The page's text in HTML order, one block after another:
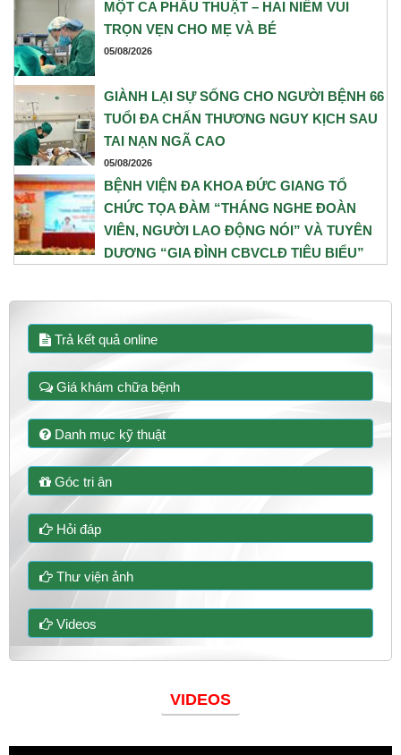
Gây mê Hồi sức đã phối hợp chặt chẽ, xây dựng phương án phẫu
thuật tối ưu nhằm đảm bảo an toàn cao nhất cho cả mẹ và bé.
MỘT CA PHẪU THUẬT – HAI NIỀM VUI
TRỌN VẸN CHO MẸ VÀ BÉ
05/08/2026
GIÀNH LẠI SỰ SỐNG CHO NGƯỜI BỆNH 66
TUỔI ĐA CHẤN THƯƠNG NGUY KỊCH SAU
TAI NẠN NGÃ CAO
05/08/2026
BỆNH VIỆN ĐA KHOA ĐỨC GIANG TỔ
CHỨC TỌA ĐÀM “THÁNG NGHE ĐOÀN
VIÊN, NGƯỜI LAO ĐỘNG NÓI” VÀ TUYÊN
DƯƠNG “GIA ĐÌNH CBVCLĐ TIÊU BIỂU”
Trả kết quả online
Giá khám chữa bệnh
Danh mục kỹ thuật
Góc tri ân
Hỏi đáp
Thư viện ảnh
Videos
VIDEOS